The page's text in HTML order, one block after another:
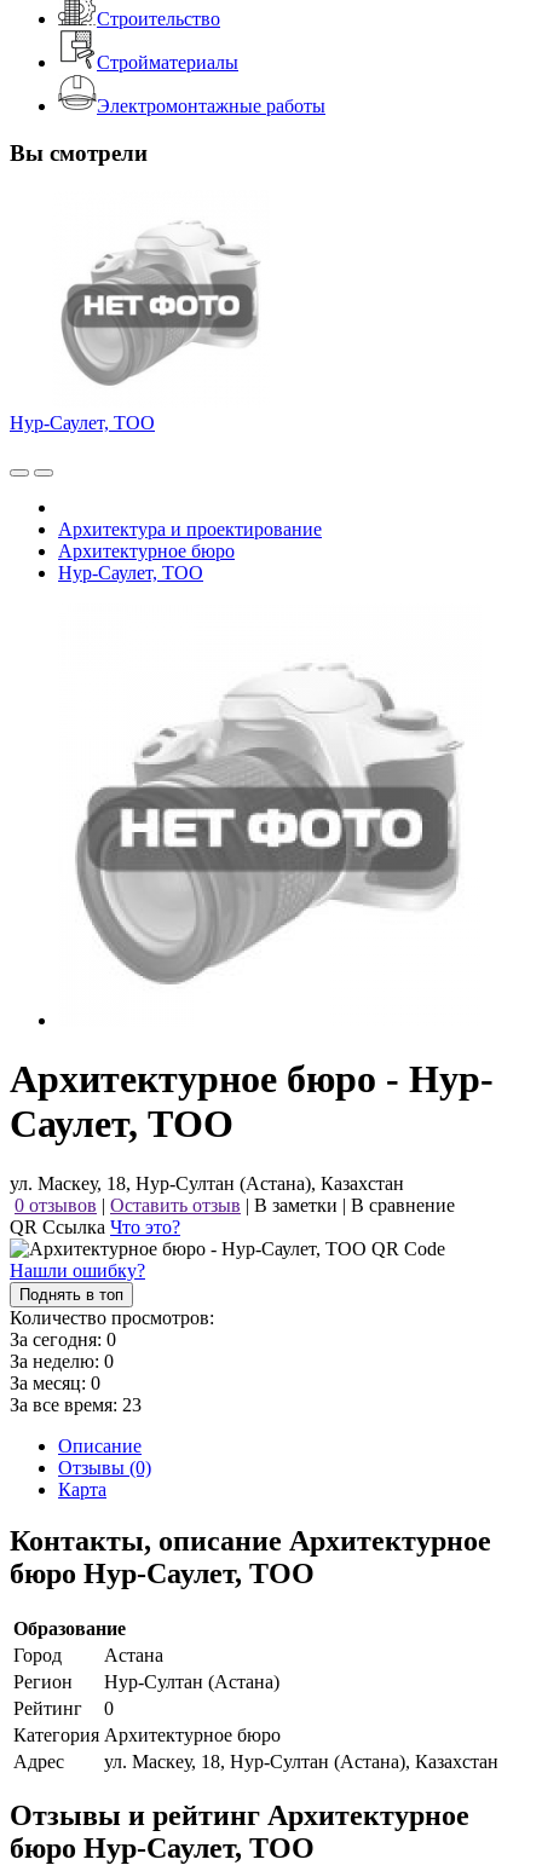
Строительство
Стройматериалы
Электромонтажные работы
Вы смотрели
Нур-Саулет, ТОО
Архитектура и проектирование
Архитектурное бюро
Нур-Саулет, ТОО
Архитектурное бюро - Нур-
Саулет, ТОО
ул. Маскеу, 18, Нур-Султан (Астана), Казахстан
0 отзывов | Оставить отзыв | В заметки | В сравнение
QR Ссылка Что это?
Нашли ошибку?
Поднять в топ
Количество просмотров:
За сегодня: 0
За неделю: 0
За месяц: 0
За все время: 23
Описание
Отзывы (0)
Карта
Контакты, описание Архитектурное
бюро Нур-Саулет, ТОО
Образование
Город
Астана
Регион
Нур-Султан (Астана)
Рейтинг
0
Категория Архитектурное бюро
Адрес
ул. Маскеу, 18, Нур-Султан (Астана), Казахстан
Отзывы и рейтинг Архитектурное
бюро Нур-Саулет, ТОО